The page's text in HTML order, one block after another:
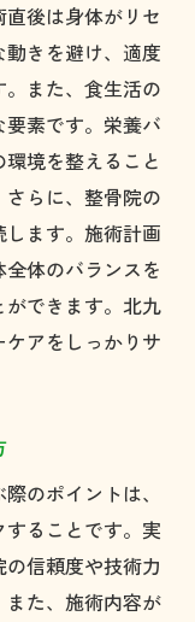
後は身体がリセ
きを避け、適度
また、食生活の
素です。栄養バ
境を整えること
らに、整骨院の
ます。施術計画
体のバランスを
できます。北九
アをしっかりサ
のポイントは、
ることです。実
信頼度や技術力
た、施術内容が